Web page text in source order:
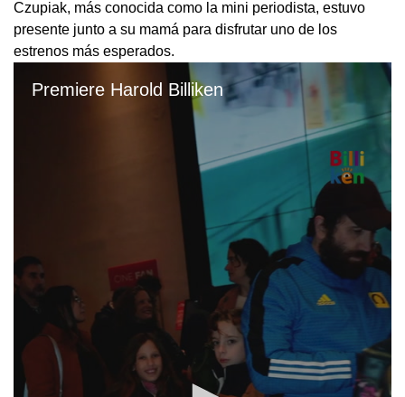
Czupiak, más conocida como la mini periodista, estuvo
presente junto a su mamá para disfrutar uno de los
estrenos más esperados.
Premiere Harold Billiken